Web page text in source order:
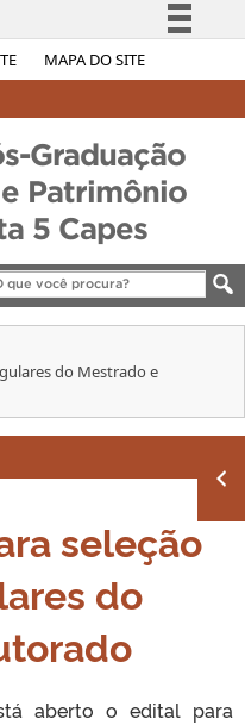
MAPA DO SITE
Simplifique!
Acesso à informação
Legislação
Canais
Graduação
Patrimônio
5 Capes
do Mestrado e
seleção
do
aberto o edital para